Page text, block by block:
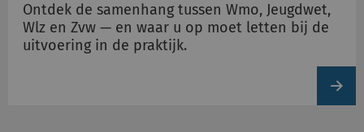
Ontdek de samenhang tussen Wmo, Jeugdwet,
Wlz en Zvw — en waar u op moet letten bij de
uitvoering in de praktijk.